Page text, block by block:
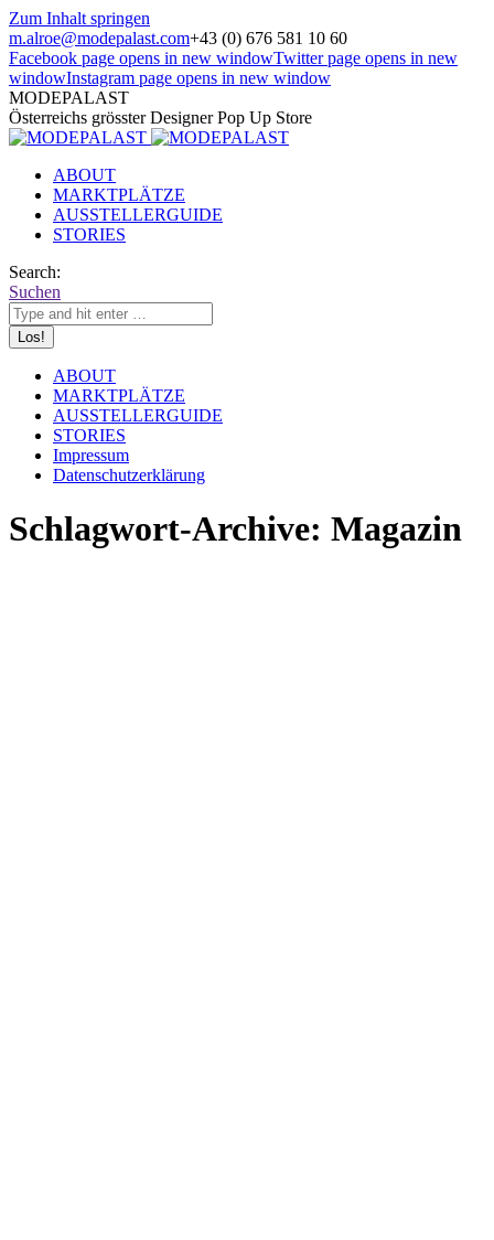
Zum Inhalt springen
m.alroe@modepalast.com+43 (0) 676 581 10 60
Facebook page opens in new windowTwitter page opens in new
windowInstagram page opens in new window
MODEPALAST
Österreichs grösster Designer Pop Up Store
ABOUT
MARKTPLÄTZE
AUSSTELLERGUIDE
STORIES
Search:
Suchen
ABOUT
MARKTPLÄTZE
AUSSTELLERGUIDE
STORIES
Impressum
Datenschutzerklärung
Schlagwort-Archive: Magazin